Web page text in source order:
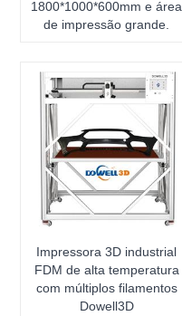
1800*1000*600mm e área
de impressão grande.
Impressora 3D industrial
FDM de alta temperatura
com múltiplos filamentos
Dowell3D